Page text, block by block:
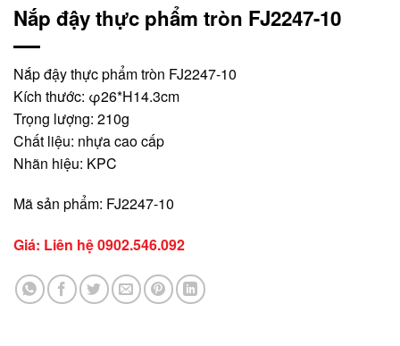
Nắp đậy thực phẩm tròn FJ2247-10
Nắp đậy thực phẩm tròn FJ2247-10
Kích thước: φ26*H14.3cm
Trọng lượng: 210g
Chất liệu: nhựa cao cấp
Nhãn hiệu: KPC
Mã sản phẩm: FJ2247-10
Giá: Liên hệ0902.546.092